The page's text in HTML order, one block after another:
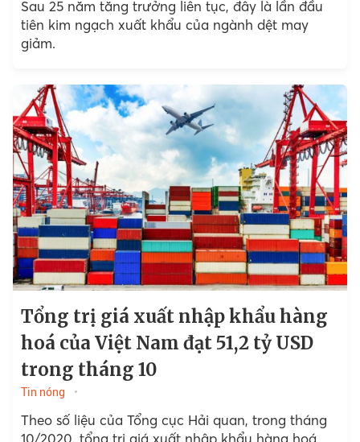
Sau 25 năm tăng trưởng liên tục, đây là lần đầu
tiên kim ngạch xuất khẩu của ngành dệt may
giảm.
Tổng trị giá xuất nhập khẩu hàng
hoá của Việt Nam đạt 51,2 tỷ USD
trong tháng 10
Tin nóng
Theo số liệu của Tổng cục Hải quan, trong tháng
10/2020, tổng trị giá xuất nhập khẩu hàng hoá